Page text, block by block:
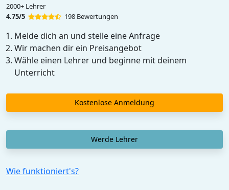
2000+ Lehrer
4.75/5
198 Bewertungen
Melde dich an und stelle eine Anfrage
Wir machen dir ein Preisangebot
Wähle einen Lehrer und beginne mit deinem
Unterricht
Kostenlose Anmeldung
Werde Lehrer
Wie funktioniert's?